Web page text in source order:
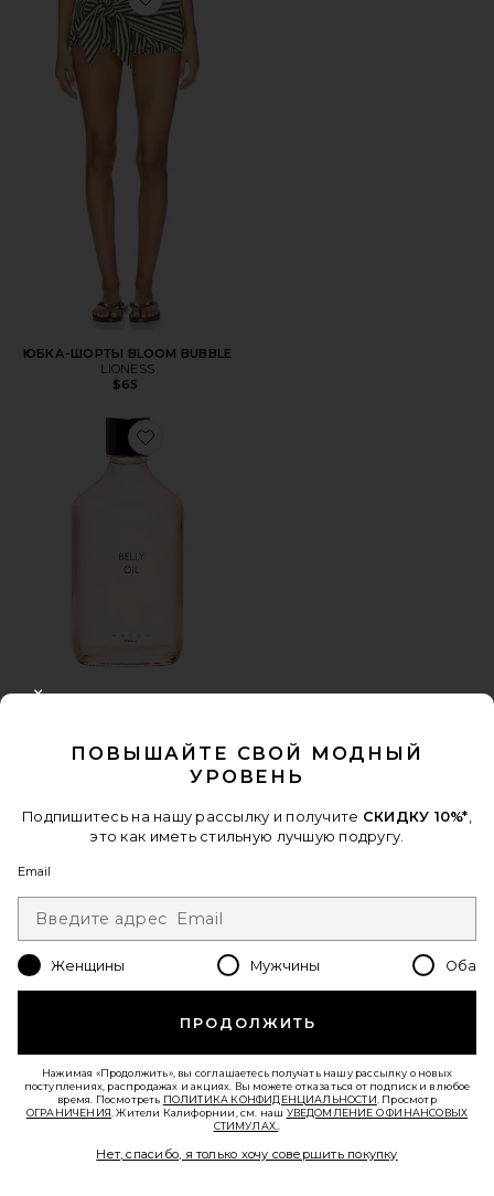
Favorite ЮБКА-ШОРТЫ BLOOM BUBBLE
ЮБКА-ШОРТЫ BLOOM BUBBLE
LIONESS
$65
Favorite МАСЛО ДЛЯ ЖИВОТА BELLY OIL
$68
ПОВЫШАЙТЕ СВОЙ МОДНЫЙ
УРОВЕНЬ
Подпишитесь на нашу рассылку и получите СКИДКУ 10%*
это как иметь стильную лучшую подругу.
Email
Женщины Мужчины Оба
ПРОДОЛЖИТЬ
Нажимая «Продолжить», вы соглашаетесь получать нашу рассылку о новых
поступлениях, распродажах и акциях. Вы можете отказаться от подписки в любое
время. Посмотреть ПОЛИТИКА КОНФИДЕНЦИАЛЬНОСТИ . Просмотр
ОГРАНИЧЕНИЯ . Жители Калифорнии, см. наш УВЕДОМЛЕНИЕ О ФИНАНСОВЫХ
СТИМУЛАХ.
Нет, спасибо, я только хочу совершить покупку